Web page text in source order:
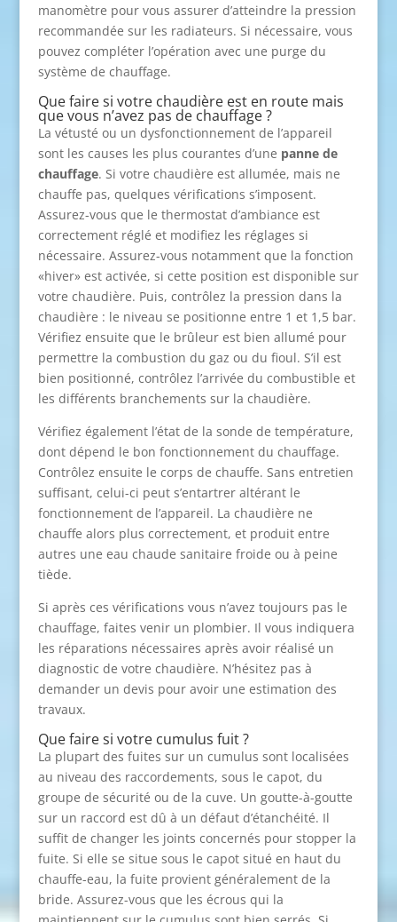
manomètre pour vous assurer d’atteindre la pression
recommandée sur les radiateurs. Si nécessaire, vous
pouvez compléter l’opération avec une purge du
système de chauffage.
Que faire si votre chaudière est en route mais
que vous n’avez pas de chauffage ?
La vétusté ou un dysfonctionnement de l’appareil
sont les causes les plus courantes d’une panne de
chauffage. Si votre chaudière est allumée, mais ne
chauffe pas, quelques vérifications s’imposent.
Assurez-vous que le thermostat d’ambiance est
correctement réglé et modifiez les réglages si
nécessaire. Assurez-vous notamment que la fonction
«hiver» est activée, si cette position est disponible sur
votre chaudière. Puis, contrôlez la pression dans la
chaudière : le niveau se positionne entre 1 et 1,5 bar.
Vérifiez ensuite que le brûleur est bien allumé pour
permettre la combustion du gaz ou du fioul. S’il est
bien positionné, contrôlez l’arrivée du combustible et
les différents branchements sur la chaudière.
Vérifiez également l’état de la sonde de température,
dont dépend le bon fonctionnement du chauffage.
Contrôlez ensuite le corps de chauffe. Sans entretien
suffisant, celui-ci peut s’entartrer altérant le
fonctionnement de l’appareil. La chaudière ne
chauffe alors plus correctement, et produit entre
autres une eau chaude sanitaire froide ou à peine
tiède.
Si après ces vérifications vous n’avez toujours pas le
chauffage, faites venir un plombier. Il vous indiquera
les réparations nécessaires après avoir réalisé un
diagnostic de votre chaudière. N’hésitez pas à
demander un devis pour avoir une estimation des
travaux.
Que faire si votre cumulus fuit ?
La plupart des fuites sur un cumulus sont localisées
au niveau des raccordements, sous le capot, du
groupe de sécurité ou de la cuve. Un goutte-à-goutte
sur un raccord est dû à un défaut d’étanchéité. Il
suffit de changer les joints concernés pour stopper la
fuite. Si elle se situe sous le capot situé en haut du
chauffe-eau, la fuite provient généralement de la
bride. Assurez-vous que les écrous qui la